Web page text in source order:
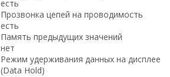
есть
Прозвонка цепей на проводимость
есть
Память предыдущих значений
нет
Режим удерживания данных на дисплее
(Data Hold)